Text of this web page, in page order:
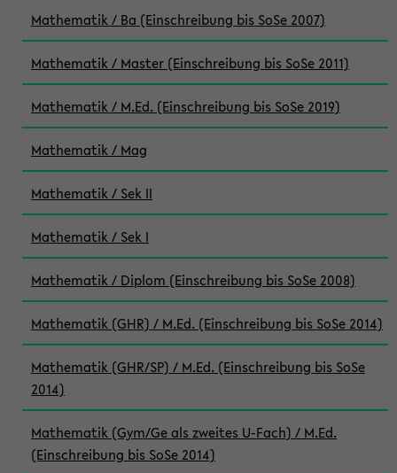
Mathematik / Ba (Einschreibung bis SoSe 2007)
Mathematik / Master (Einschreibung bis SoSe 2011)
Mathematik / M.Ed. (Einschreibung bis SoSe 2019)
Mathematik / Mag
Mathematik / Sek II
Mathematik / Sek I
Mathematik / Diplom (Einschreibung bis SoSe 2008)
Mathematik (GHR) / M.Ed. (Einschreibung bis SoSe 2014)
Mathematik (GHR/SP) / M.Ed. (Einschreibung bis SoSe
2014)
Mathematik (Gym/Ge als zweites U-Fach) / M.Ed.
(Einschreibung bis SoSe 2014)